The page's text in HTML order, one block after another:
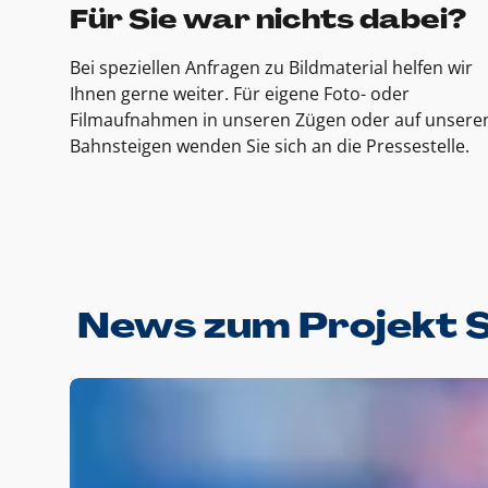
Für Sie war nichts dabei?
Bei speziellen Anfragen zu Bildmaterial helfen wir
Ihnen gerne weiter. Für eigene Foto- oder
Filmaufnahmen in unseren Zügen oder auf
Bahnsteigen wenden Sie sich an die Pressestelle.
News zum Projekt